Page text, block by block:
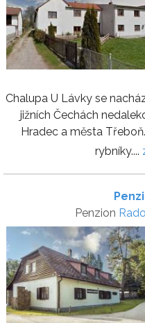
Chalupa U Lávky se
jižních Čechách
Hradec a města
rybníky....
Penzion